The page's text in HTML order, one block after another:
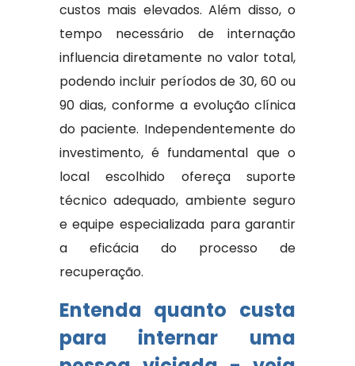
custos mais elevados. Além disso, o
tempo necessário de internação
influencia diretamente no valor total,
podendo incluir períodos de 30, 60 ou
90 dias, conforme a evolução clínica
do paciente. Independentemente do
investimento, é fundamental que o
local escolhido ofereça suporte
técnico adequado, ambiente seguro
e equipe especializada para garantir
a eficácia do processo de
recuperação.
Entenda quanto custa
para internar uma